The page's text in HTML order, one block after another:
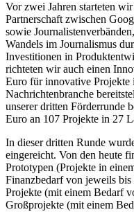
Vor zwei Jahren starteten
Partnerschaft zwischen
sowie
Wandels im Journalismus
Investitionen in
richteten wir auch einen
Euro für innovative Projekte
Nachrichtenbranche
unserer dritten Förderrunde
Euro an 107 Projekte in 27
In dieser dritten Runde
eingereicht. Von den heute
Prototypen (Projekte in
Finanzbedarf von jeweils
Projekte (mit einem Bedarf
Großprojekte (mit einem